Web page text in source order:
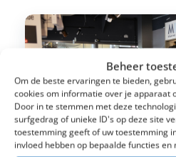
Beheer
Om de beste ervaringen te bieden,
cookies om informatie over je apparaat
Door in te stemmen met deze
surfgedrag of unieke ID's op deze site
toestemming geeft of uw toestemming
invloed hebben op bepaalde functies en